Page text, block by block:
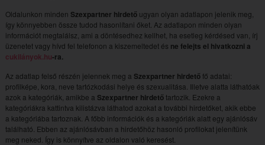
Oldalunkon minden Szexpartner hirdetőugyan olyan adatlapon jelenik meg,
így könnyebben össze tudod hasonlítani őket. Az adatlapon minden olyan
információt megtalálsz, ami a döntésedhez kellhet, ha esetleg kérdésed van, írj
üzenetet vagy hívd fel telefonon a kiszemeltedet és ne felejts el hivatkozni a
cukilányok.hu-ra.
Az adatlap felső részén jelennek meg a Szexpartner hirdetőfő adatai:
profilképe, kora, neve tartózkodási helye és szexualitása. Illetve alatta láthatóak
azok a kategóriák, amikbe a Szexpartner hirdetőtartozik. Ezekre a
kategóriákra kattintva kilistázva láthatod azokat a további hirdetőket, akik ebbe
a kategóriába tartoznak. A főbb információk és a kategóriák alatt egy ajánlósáv
található. Ebben az ajánlósávban a hirdetőhöz hasonló profilokat jelenítünk
meg neked. Így is könnyítve az oldalon való keresést.